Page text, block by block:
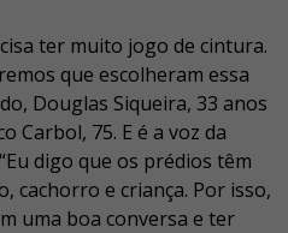
ter muito jogo de cintura.
que escolheram essa
Douglas Siqueira, 33 anos
Carbol, 75. E é a voz da
digo que os prédios têm
cachorro e criança. Por isso,
uma boa conversa e ter